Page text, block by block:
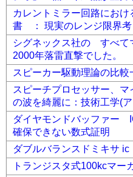
カレントミラー回路にお
書 ： 現実のレンジ限界考
シグネックス社の すべて
2000年落雷直撃でした。
スピーカー駆動理論の比
スピーチプロセッサー、
の波を綺麗に：技術工学(
ダイヤモンドバッファー
確保できない数式証明
ダブルバランスドミキサ ic
トランジスタ式100kcマ